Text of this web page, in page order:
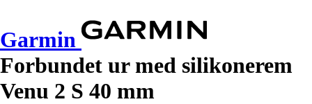
Garmin
Forbundet ur med silikonerem
Venu 2 S 40 mm